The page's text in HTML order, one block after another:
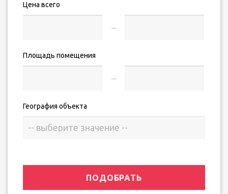
Цена всего
Площадь помещения
География объекта
ПОДОБРАТЬ